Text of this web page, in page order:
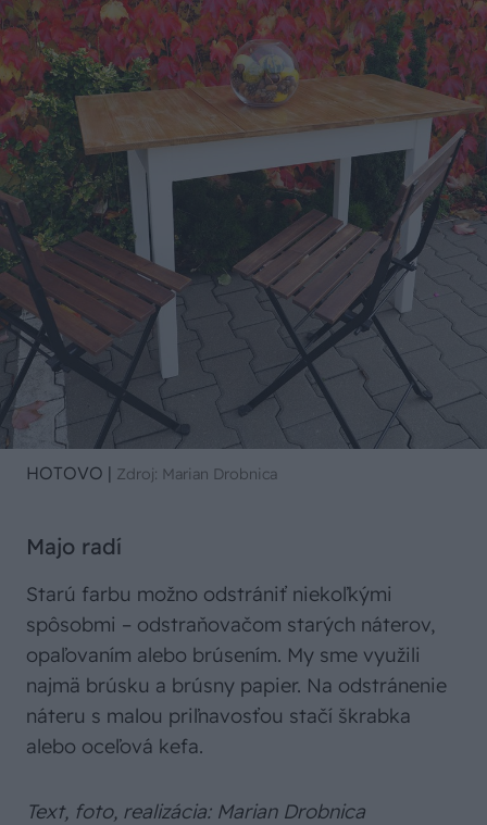
HOTOVO | Zdroj: Marian Drobnica
Majo radí
Starú farbu možno odstrániť niekoľkými
spôsobmi – odstraňovačom starých náterov,
opaľovaním alebo brúsením. My sme využili
najmä brúsku a brúsny papier. Na odstránenie
náteru s malou priľnavosťou stačí škrabka
alebo oceľová kefa.
Text, foto, realizácia: Marian Drobnica